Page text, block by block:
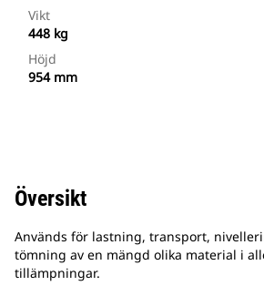
Vikt
448 kg
Höjd
954 mm
Översikt
Används för lastning, transport,
tömning av en mängd olika material i
tillämpningar.